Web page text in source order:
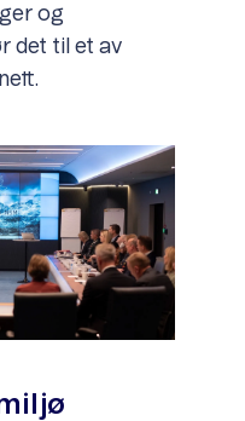
og
det til et av